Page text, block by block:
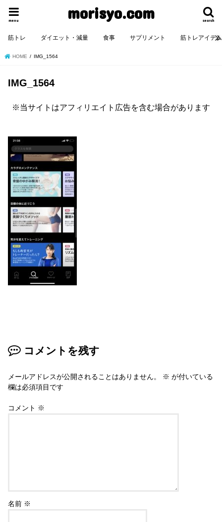
morisyo.com search
menu
筋トレ ダイエット・減量 食事 サプリメント 筋トレアイテム
HOME IMG_1564
IMG_1564
※当サイトはアフィリエイト広告を含む場合があります
コメントを残す
メールアドレスが公開されることはありません。 ※ が付いている
欄は必須項目です
コメント ※
名前 ※